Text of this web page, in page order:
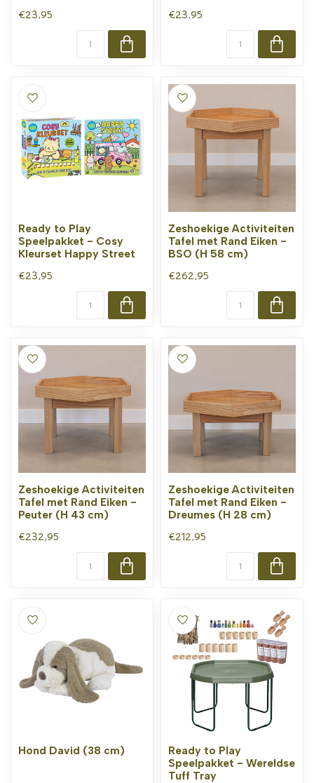
€23,95
€23,95
Ready to Play
Speelpakket - Cosy
Kleurset Happy Street
€23,95
Zeshoekige Activiteiten
Tafel met Rand Eiken -
BSO (H 58 cm)
€262,95
Zeshoekige Activiteiten
Tafel met Rand Eiken -
Peuter (H 43 cm)
€232,95
Zeshoekige Activiteiten
Tafel met Rand Eiken -
Dreumes (H 28 cm)
€212,95
Hond David (38 cm)
Ready to Play
Speelpakket - Wereldse
Tuff Tray